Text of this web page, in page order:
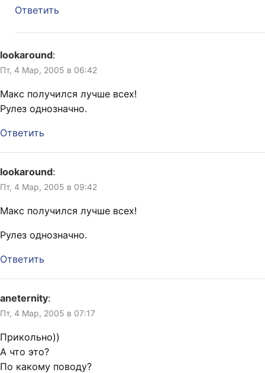
Ответить
lookaround:
Пт, 4 Мар, 2005 в 06:42
Макс получился лучше всех!
Рулез однозначно.
Ответить
lookaround:
Пт, 4 Мар, 2005 в 09:42
Макс получился лучше всех!
Рулез однозначно.
Ответить
aneternity:
Пт, 4 Мар, 2005 в 07:17
Прикольно))
А что это?
По какому поводу?